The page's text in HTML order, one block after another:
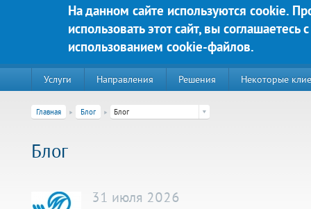
На данном сайте используются cookie.
использовать этот сайт, вы соглашаетесь с
использованием cookie-файлов.
Перейти к основному содержанию
Яркие решения для Вашего
Услуги Направления Решения Некоторые
Главная Блог Блог
Блог
31 июля 2026